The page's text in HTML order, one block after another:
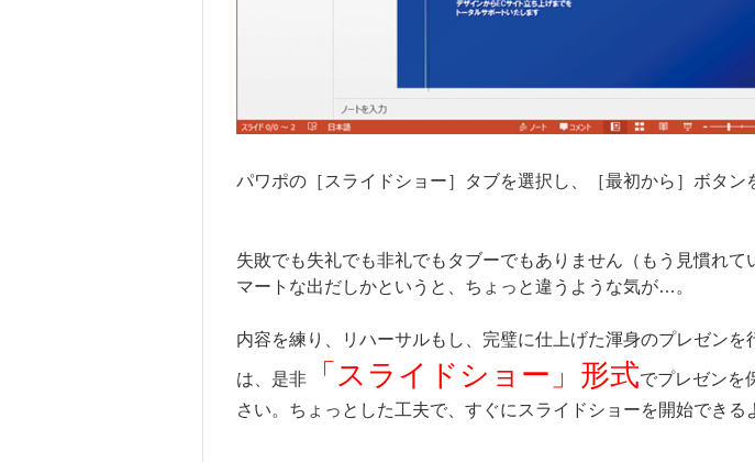
パワポの［スライドショー］タブを選択し、［最初から］ボタン
失敗でも失礼でも非礼でもタブーでもありません（もう見慣れて
マートな出だしかというと、ちょっと違うような気が…。
内容を練り、リハーサルもし、完璧に仕上げた渾身のプレゼンを
は、是非 「スライドショー」形式でプレゼンを
さい。ちょっとした工夫で、すぐにスライドショーを開始できる